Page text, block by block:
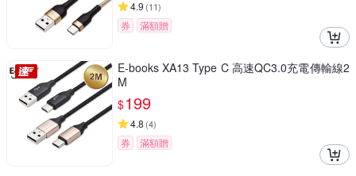
4.9 (11)
券 滿額贈
E-books XA13 Type C 高速QC3.0充電傳輸線2
M
$199
4.8 (4)
券 滿額贈